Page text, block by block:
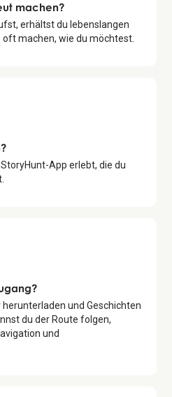
machen?
erhältst du lebenslangen
machen, wie du möchtest.
App erlebt, die du
herunterladen und Geschichten
du der Route folgen,
und